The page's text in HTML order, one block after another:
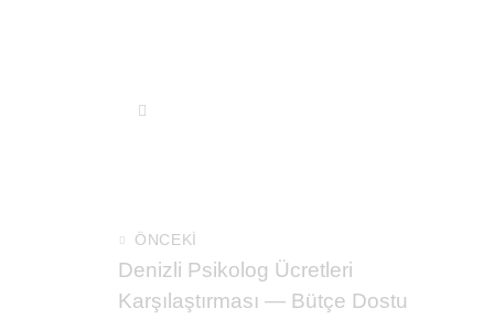
ÖNCEKI
Denizli Psikolog Ücretleri
Karşılaştırması — Bütçe Dostu